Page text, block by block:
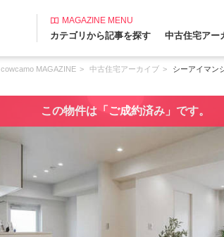
MAGAZINE MENU
カテゴリから記事を探す 中古住宅アー
cowcamo MAGAZINE 中古住宅アーカイブ シーアイマン
この物件は「ご成約済み」です。